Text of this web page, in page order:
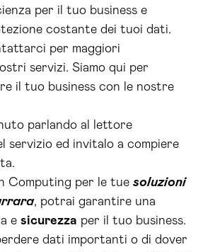
per il tuo business e
costante dei tuoi dati.
per maggiori
servizi. Siamo qui per
il tuo business con le nostre
parlando al lettore
servizio ed invitalo a compiere
Computing per le tue soluzioni
, potrai garantire una
e sicurezza per il tuo business.
dati importanti o di dover